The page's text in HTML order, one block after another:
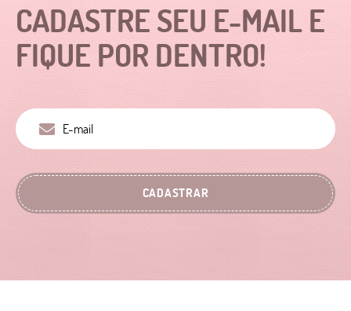
CADASTRE SEU E-MAIL E
FIQUE POR DENTRO!
CADASTRAR